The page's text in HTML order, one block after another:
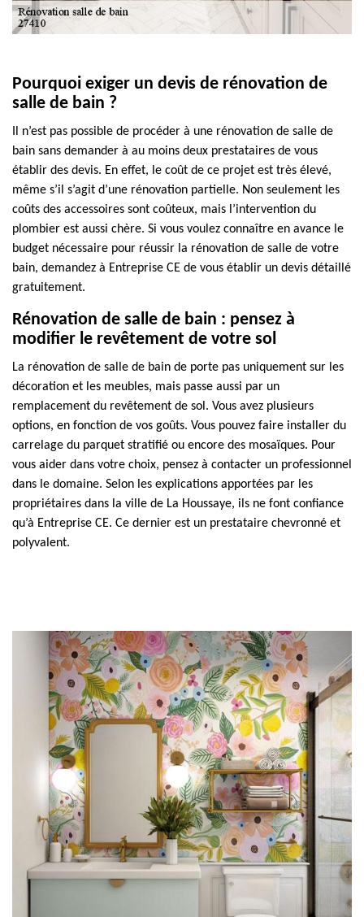
Pourquoi exiger un devis de rénovation de
salle de bain ?
Il n’est pas possible de procéder à une rénovation de salle de
bain sans demander à au moins deux prestataires de vous
établir des devis. En effet, le coût de ce projet est très élevé,
même s’il s’agit d’une rénovation partielle. Non seulement les
coûts des accessoires sont coûteux, mais l’intervention du
plombier est aussi chère. Si vous voulez connaître en avance le
budget nécessaire pour réussir la rénovation de salle de votre
bain, demandez à Entreprise CE de vous établir un devis détaillé
gratuitement.
Rénovation de salle de bain : pensez à
modifier le revêtement de votre sol
La rénovation de salle de bain de porte pas uniquement sur les
décoration et les meubles, mais passe aussi par un
remplacement du revêtement de sol. Vous avez plusieurs
options, en fonction de vos goûts. Vous pouvez faire installer du
carrelage du parquet stratifié ou encore des mosaïques. Pour
vous aider dans votre choix, pensez à contacter un professionnel
dans le domaine. Selon les explications apportées par les
propriétaires dans la ville de La Houssaye, ils ne font confiance
qu’à Entreprise CE. Ce dernier est un prestataire chevronné et
polyvalent.